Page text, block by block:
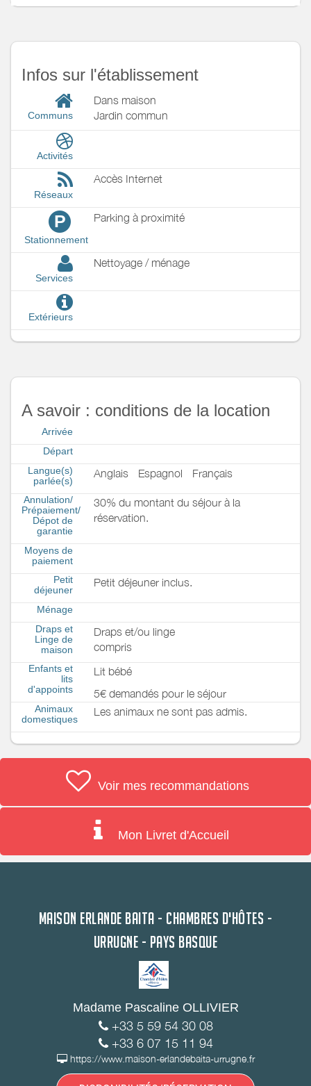
Infos sur l'établissement
Communs
Dans maison
Jardin commun
Activités
Réseaux
Accès Internet
P
Stationnement
Parking à proximité
Services
Nettoyage / ménage
Extérieurs
A savoir : conditions de la location
Arrivée
Départ
Langue(s)
parlée(s)
Anglais Espagnol Français
Annulation/
Prépaiement/
Dépot de
garantie
30% du montant du séjour à la
réservation.
Moyens de
paiement
Petit
déjeuner
Petit déjeuner inclus.
Ménage
Draps et
Linge de
maison
Draps et/ou linge
compris
Enfants et
lits
d'appoints
Lit bébé
5€ demandés pour le séjour
Animaux
domestiques
Les animaux ne sont pas admis.
Voir mes recommandations
Mon Livret d'Accueil
MAISON ERLANDE BAITA - CHAMBRES D'HÔTES -
URRUGNE - PAYS BASQUE
Madame Pascaline OLLIVIER
+33 5 59 54 30 08
+33 6 07 15 11 94
https://www.maison-erlandebaita-urrugne.fr